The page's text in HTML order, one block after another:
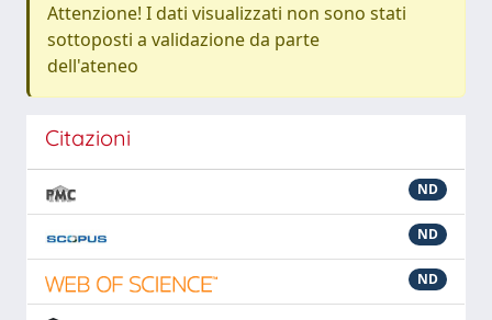
Attenzione! I dati visualizzati non sono stati
sottoposti a validazione da parte
dell'ateneo
Citazioni
ND
ND
ND